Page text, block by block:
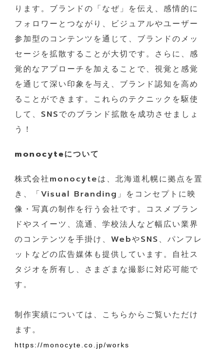
ります。ブランドの「なぜ」を伝え、感情的に
フォロワーとつながり、ビジュアルやユーザー
参加型のコンテンツを通じて、ブランドのメッ
セージを拡散することが大切です。さらに、感
覚的なアプローチを加えることで、視覚と感覚
を通じて深い印象を与え、ブランド認知を高め
ることができます。これらのテクニックを駆使
して、SNSでのブランド拡散を成功させましょ
う！
monocyteについて
株式会社monocyteは、北海道札幌に拠点を置
き、「Visual Branding」をコンセプトに映
像・写真の制作を行う会社です。コスメブラン
ドやスイーツ、流通、学校法人など幅広い業界
のコンテンツを手掛け、WebやSNS、パンフレ
ットなどの広告媒体も提供しています。自社ス
タジオを所有し、さまざまな撮影に対応可能で
す。
制作実績については、こちらからご覧いただけ
ます。
https://monocyte.co.jp/works